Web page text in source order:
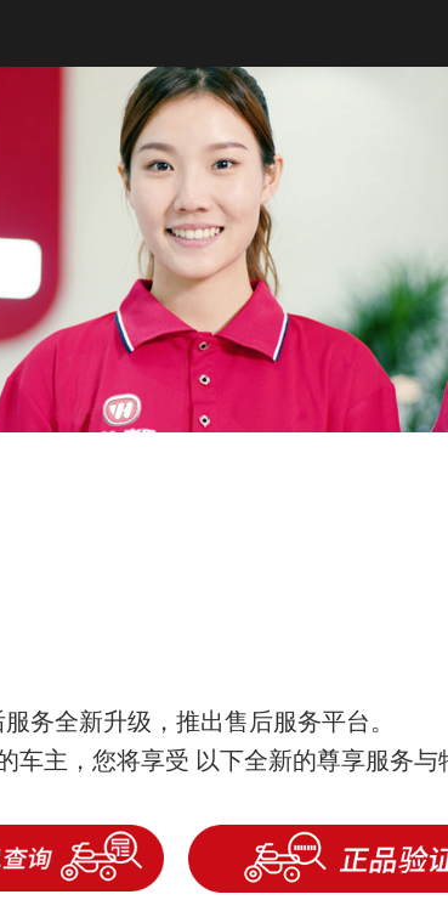
务全新升级，推出售后服务平台。
车主，您将享受 以下全新的尊享服务与